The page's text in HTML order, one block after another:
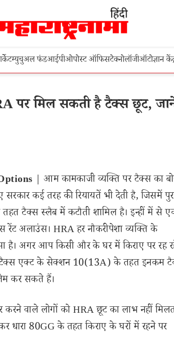
म्युचुअल फंडआईपीओपोस्ट ऑफिसटेक्नोलॉजीऑटोज्ञान
पर मिल सकती है टैक्स छूट,
| आम कामकाजी व्यक्ति पर टैक्स का
कई तरह की रियायतें भी देती है, जिसमें
टैक्स स्लैब में कटौती शामिल है। इन्हीं में से
रेंट अलाउंस। HRA हर नौकरीपेशा व्यक्ति के
है। अगर आप किसी और के घर में किराए पर रह
एक्ट के सेक्शन 10(13A) के तहत इनकम
कर सकते हैं।
करने वाले लोगों को HRA छूट का लाभ नहीं
धारा 80GG के तहत किराए के घरों में रहने पर